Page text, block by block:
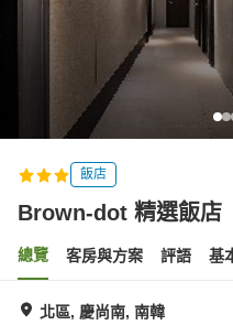
飯店
Brown-dot 精選飯店
總覽 客房與方案 評語 基
北區, 慶尚南, 南韓